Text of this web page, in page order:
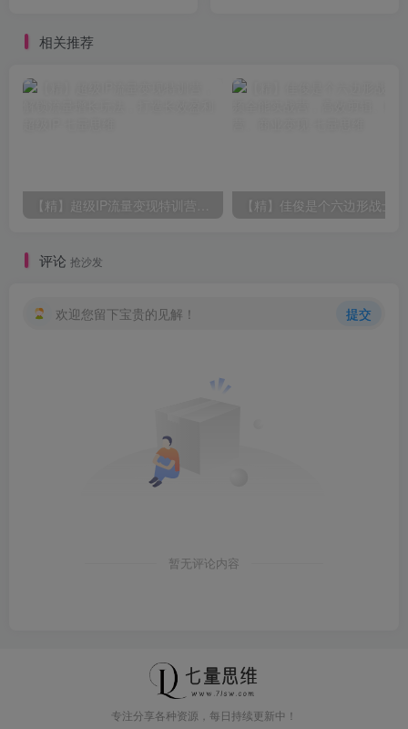
相关推荐
评论 抢沙发
欢迎您留下宝贵的见解！ 提交
暂无评论内容
专注分享各种资源，每日持续更新中！